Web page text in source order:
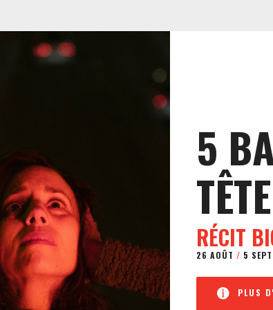
5
TÊTE
RÉCIT
26 AOÛT / 5
PLUS